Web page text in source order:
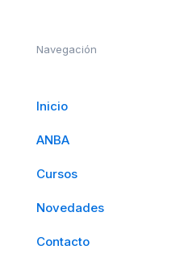
Navegación
Inicio
ANBA
Cursos
Novedades
Contacto